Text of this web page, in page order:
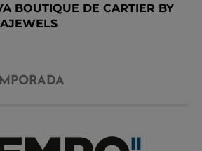
BOUTIQUE DE CARTIER BY